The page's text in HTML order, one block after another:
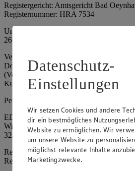
Registergericht: Amtsgericht Bad
Registernummer: HRA 7534
Umsatzsteuer-Identifikationsnummer
266067317
Vertretungsberechtigte: Mark Rosenkranz
Dominique Klingsiek
(Vorstandsmitglied), Stephan Wohler
Kuhlmann (Aufsichtsratsvorsitzender)
Persönlich haftende Gesellschafterin:
EDEKA Minden-Hannover Holding
Wittelsbacherallee 61
32427 Minden
Registergericht: Amtsgericht Bad
Registernummer: HRB 4086
Datenschutz-
Einstellungen
Wir setzen Cookies und andere
dir ein bestmögliches
Website zu ermöglichen. Wir
um unsere Website zu
möglichst relevante Inhalte
Marketingzwecke.